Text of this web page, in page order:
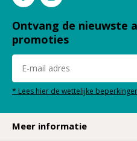
Ontvang de nieuwste
promoties
* Lees hier de wettelijke
Meer informatie